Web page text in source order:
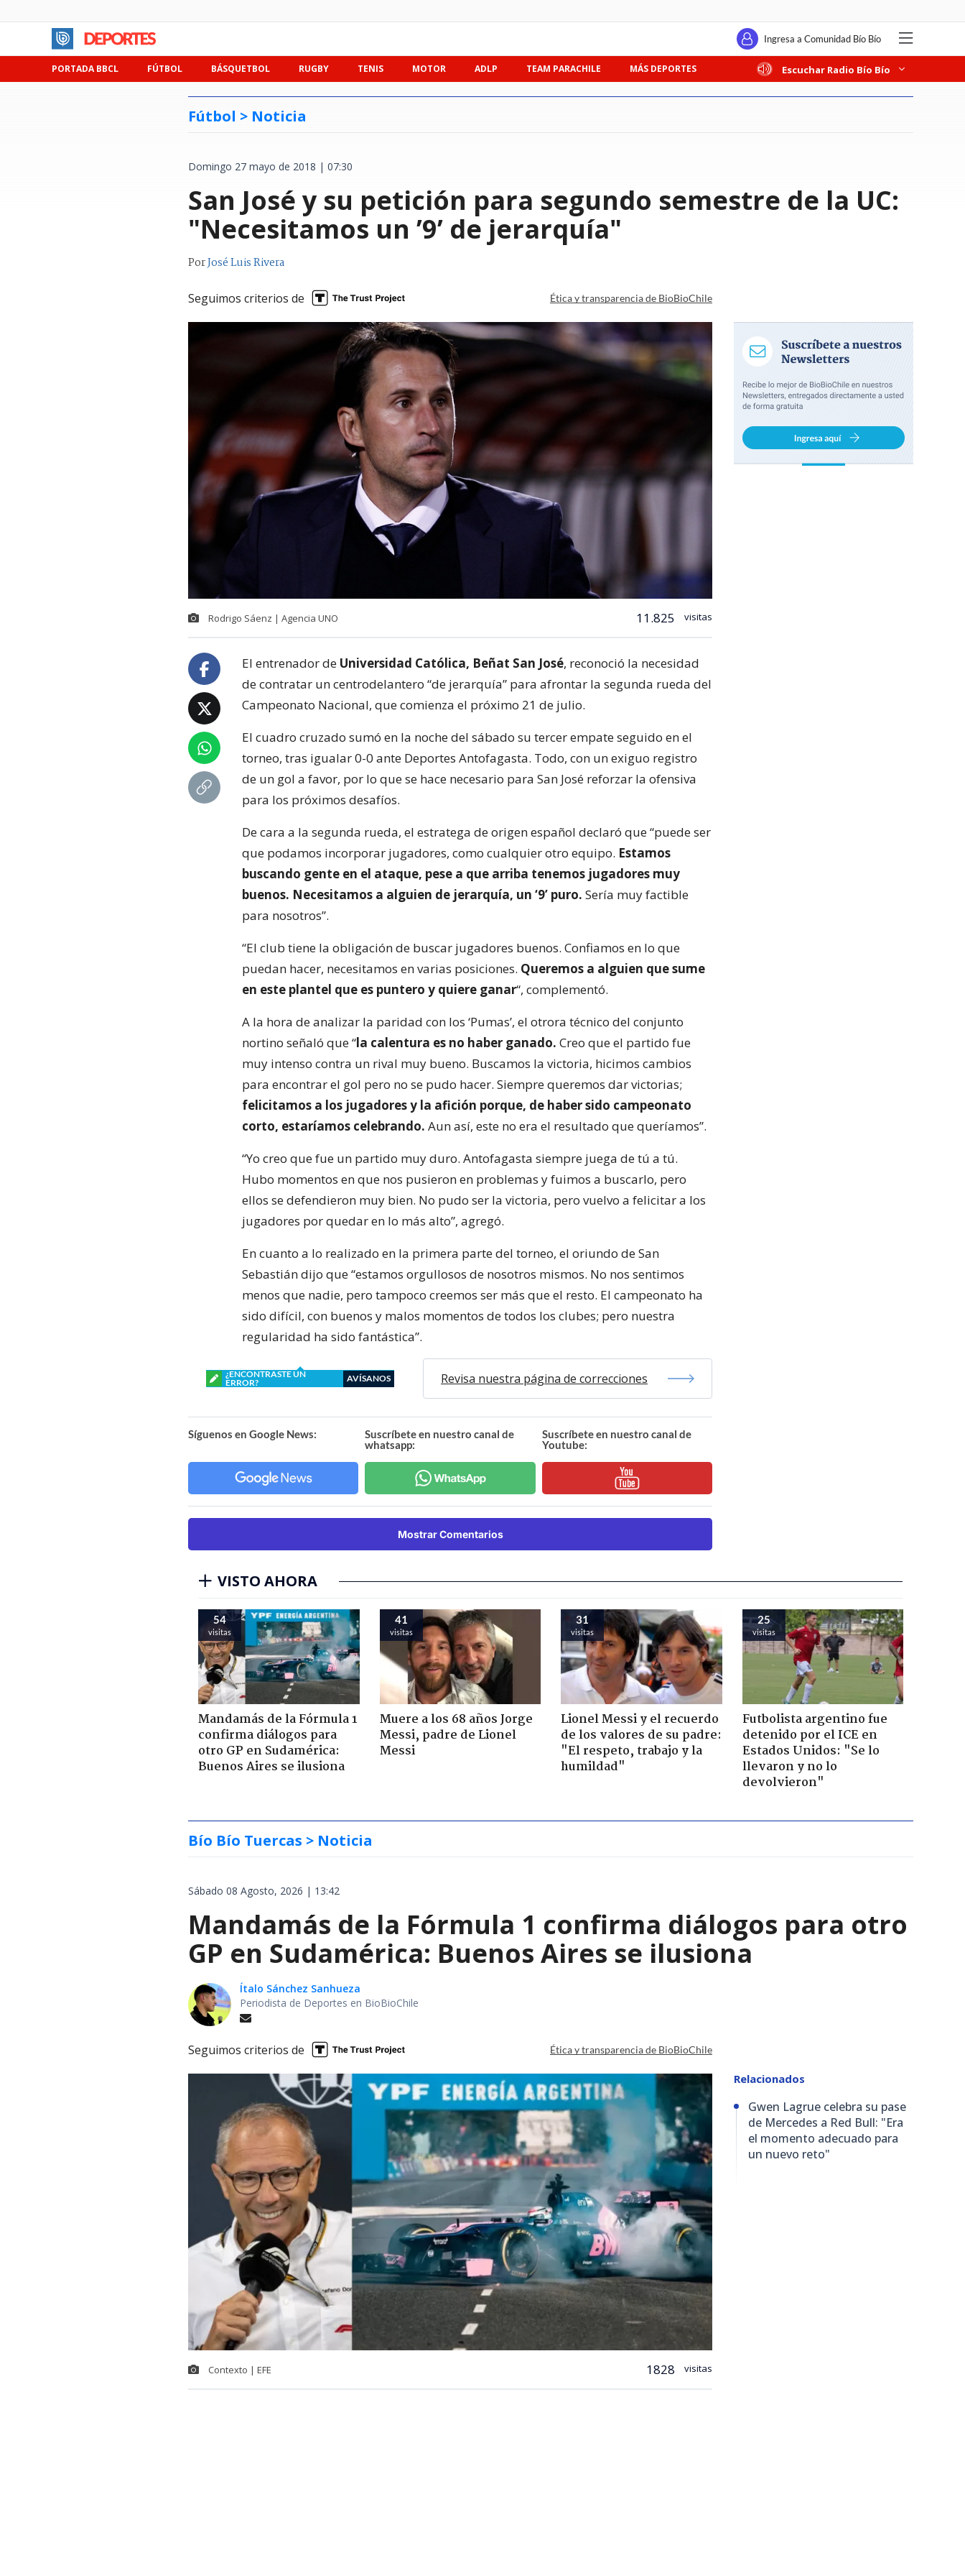
Ingresa a Comunidad Bío Bío
PORTADA BBCL FÚTBOL BÁSQUETBOL RUGBY TENIS MOTOR ADLP TEAM PARACHILE MÁS DEPORTES Escuchar Radio Bío Bío
Fútbol > Noticia
Domingo 27 mayo de 2018 | 07:30
San José y su petición para segundo semestre de la UC:
"Necesitamos un ’9’ de jerarquía"
PorJosé Luis Rivera
Seguimos criterios de Ética y transparencia de BioBioChile
Rodrigo Sáenz | Agencia UNO 11.825 visitas
El entrenador de Universidad Católica, Beñat San José, reconoció la necesidad
de contratar un centrodelantero “de jerarquía” para afrontar la segunda rueda del
Campeonato Nacional, que comienza el próximo 21 de julio.
El cuadro cruzado sumó en la noche del sábado su tercer empate seguido en el
torneo, tras igualar 0-0 ante Deportes Antofagasta. Todo, con un exiguo registro
de un gol a favor, por lo que se hace necesario para San José reforzar la ofensiva
para los próximos desafíos.
De cara a la segunda rueda, el estratega de origen español declaró que “puede ser
que podamos incorporar jugadores, como cualquier otro equipo. Estamos
buscando gente en el ataque, pese a que arriba tenemos jugadores muy
buenos. Necesitamos a alguien de jerarquía, un ‘9’ puro. Sería muy factible
para nosotros”.
“El club tiene la obligación de buscar jugadores buenos. Confiamos en lo que
puedan hacer, necesitamos en varias posiciones. Queremos a alguien que sume
en este plantel que es puntero y quiere ganar“, complementó.
A la hora de analizar la paridad con los ‘Pumas’, el otrora técnico del conjunto
nortino señaló que “la calentura es no haber ganado. Creo que el partido fue
muy intenso contra un rival muy bueno. Buscamos la victoria, hicimos cambios
para encontrar el gol pero no se pudo hacer. Siempre queremos dar victorias;
felicitamos a los jugadores y la afición porque, de haber sido campeonato
corto, estaríamos celebrando. Aun así, este no era el resultado que queríamos”.
“Yo creo que fue un partido muy duro. Antofagasta siempre juega de tú a tú.
Hubo momentos en que nos pusieron en problemas y fuimos a buscarlo, pero
ellos se defendieron muy bien. No pudo ser la victoria, pero vuelvo a felicitar a los
jugadores por quedar en lo más alto”, agregó.
En cuanto a lo realizado en la primera parte del torneo, el oriundo de San
Sebastián dijo que “estamos orgullosos de nosotros mismos. No nos sentimos
menos que nadie, pero tampoco creemos ser más que el resto. El campeonato ha
sido difícil, con buenos y malos momentos de todos los clubes; pero nuestra
regularidad ha sido fantástica”.
¿ENCONTRASTE UN
ERROR?
AVÍSANOS Revisa nuestra página de correcciones
Síguenos en Google News:
Suscríbete en nuestro canal de
whatsapp:
Suscríbete en nuestro canal de
Youtube:
Mostrar Comentarios
VISTO AHORA
54
visitas
Mandamás de la Fórmula 1
confirma diálogos para
otro GP en Sudamérica:
Buenos Aires se ilusiona
41
visitas
Muere a los 68 años Jorge
Messi, padre de Lionel
Messi
31
visitas
Lionel Messi y el recuerdo
de los valores de su padre:
"El respeto, trabajo y la
humildad"
25
visitas
Futbolista argentino fue
detenido por el ICE en
Estados Unidos: "Se lo
llevaron y no lo
devolvieron"
Bío Bío Tuercas > Noticia
Sábado 08 Agosto, 2026 | 13:42
Mandamás de la Fórmula 1 confirma diálogos para otro
GP en Sudamérica: Buenos Aires se ilusiona
Ítalo Sánchez Sanhueza
Periodista de Deportes en BioBioChile
Seguimos criterios de Ética y transparencia de BioBioChile
Contexto | EFE 1828 visitas
Relacionados
Gwen Lagrue celebra su pase
de Mercedes a Red Bull: "Era
el momento adecuado para
un nuevo reto"